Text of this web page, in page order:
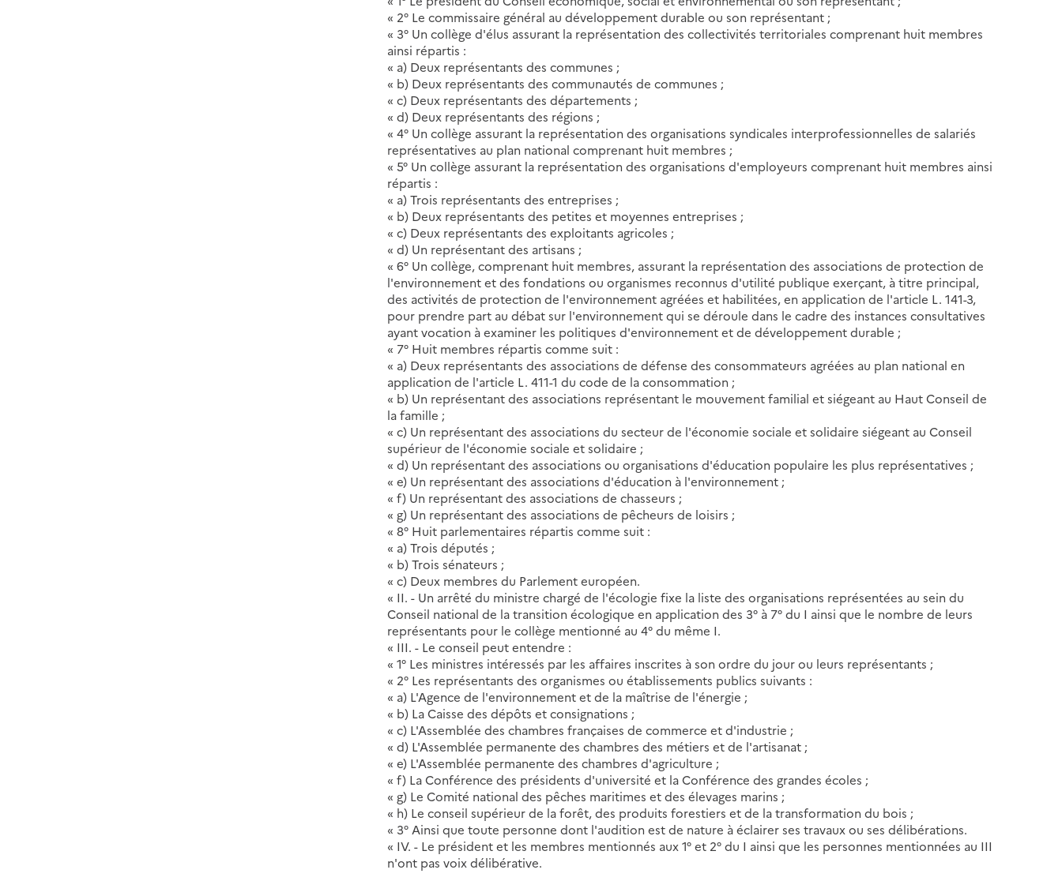
« 2° Le commissaire général au développement durable ou son représentant ;
« 3° Un collège d'élus assurant la représentation des collectivités territoriales comprenant huit membres
ainsi répartis :
« a) Deux représentants des communes ;
« b) Deux représentants des communautés de communes ;
« c) Deux représentants des départements ;
« d) Deux représentants des régions ;
« 4° Un collège assurant la représentation des organisations syndicales interprofessionnelles de salariés
représentatives au plan national comprenant huit membres ;
« 5° Un collège assurant la représentation des organisations d'employeurs comprenant huit membres ainsi
répartis :
« a) Trois représentants des entreprises ;
« b) Deux représentants des petites et moyennes entreprises ;
« c) Deux représentants des exploitants agricoles ;
« d) Un représentant des artisans ;
« 6° Un collège, comprenant huit membres, assurant la représentation des associations de protection de
l'environnement et des fondations ou organismes reconnus d'utilité publique exerçant, à titre principal,
des activités de protection de l'environnement agréées et habilitées, en application de l'article L. 141-3,
pour prendre part au débat sur l'environnement qui se déroule dans le cadre des instances consultatives
ayant vocation à examiner les politiques d'environnement et de développement durable ;
« 7° Huit membres répartis comme suit :
« a) Deux représentants des associations de défense des consommateurs agréées au plan national en
application de l'article L. 411-1 du code de la consommation ;
« b) Un représentant des associations représentant le mouvement familial et siégeant au Haut Conseil de
la famille ;
« c) Un représentant des associations du secteur de l'économie sociale et solidaire siégeant au Conseil
supérieur de l'économie sociale et solidaire ;
« d) Un représentant des associations ou organisations d'éducation populaire les plus représentatives ;
« e) Un représentant des associations d'éducation à l'environnement ;
« f) Un représentant des associations de chasseurs ;
« g) Un représentant des associations de pêcheurs de loisirs ;
« 8° Huit parlementaires répartis comme suit :
« a) Trois députés ;
« b) Trois sénateurs ;
« c) Deux membres du Parlement européen.
« II. - Un arrêté du ministre chargé de l'écologie fixe la liste des organisations représentées au sein du
Conseil national de la transition écologique en application des 3° à 7° du I ainsi que le nombre de leurs
représentants pour le collège mentionné au 4° du même I.
« III. - Le conseil peut entendre :
« 1° Les ministres intéressés par les affaires inscrites à son ordre du jour ou leurs représentants ;
« 2° Les représentants des organismes ou établissements publics suivants :
« a) L'Agence de l'environnement et de la maîtrise de l'énergie ;
« b) La Caisse des dépôts et consignations ;
« c) L'Assemblée des chambres françaises de commerce et d'industrie ;
« d) L'Assemblée permanente des chambres des métiers et de l'artisanat ;
« e) L'Assemblée permanente des chambres d'agriculture ;
« f) La Conférence des présidents d'université et la Conférence des grandes écoles ;
« g) Le Comité national des pêches maritimes et des élevages marins ;
« h) Le conseil supérieur de la forêt, des produits forestiers et de la transformation du bois ;
« 3° Ainsi que toute personne dont l'audition est de nature à éclairer ses travaux ou ses délibérations.
« IV. - Le président et les membres mentionnés aux 1° et 2° du I ainsi que les personnes mentionnées au III
n'ont pas voix délibérative.